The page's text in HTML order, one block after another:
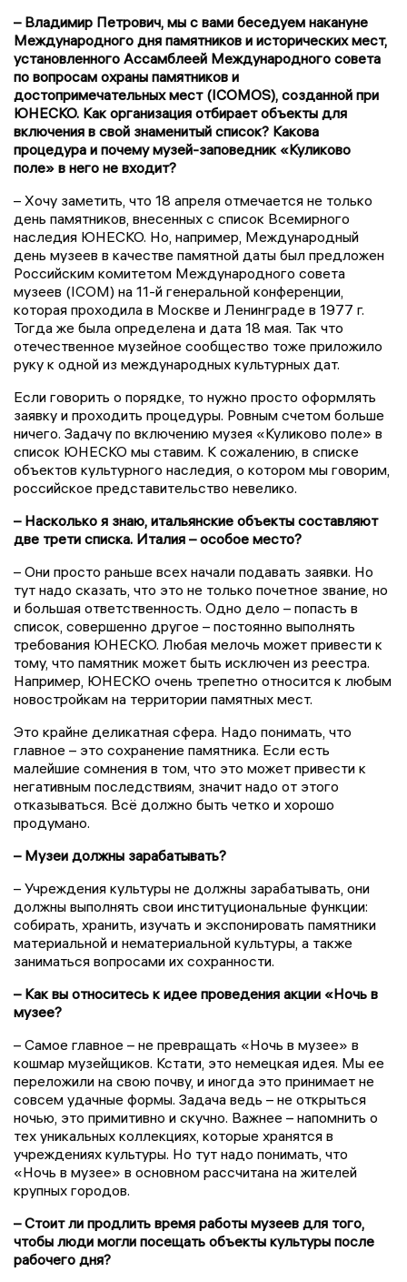
– Владимир Петрович, мы с вами беседуем накануне
Международного дня памятников и исторических мест,
установленного Ассамблеей Международного совета
по вопросам охраны памятников и
достопримечательных мест (ICOMOS), созданной при
ЮНЕСКО. Как организация отбирает объекты для
включения в свой знаменитый список? Какова
процедура и почему музей-заповедник «Куликово
поле» в него не входит?
– Хочу заметить, что 18 апреля отмечается не только
день памятников, внесенных с список Всемирного
наследия ЮНЕСКО. Но, например, Международный
день музеев в качестве памятной даты был предложен
Российским комитетом Международного совета
музеев (ICOM) на 11-й генеральной конференции,
которая проходила в Москве и Ленинграде в 1977 г.
Тогда же была определена и дата 18 мая. Так что
отечественное музейное сообщество тоже приложило
руку к одной из международных культурных дат.
Если говорить о порядке, то нужно просто оформлять
заявку и проходить процедуры. Ровным счетом больше
ничего. Задачу по включению музея «Куликово поле» в
список ЮНЕСКО мы ставим. К сожалению, в списке
объектов культурного наследия, о котором мы говорим,
российское представительство невелико.
– Насколько я знаю, итальянские объекты составляют
две трети списка. Италия – особое место?
– Они просто раньше всех начали подавать заявки. Но
тут надо сказать, что это не только почетное звание, но
и большая ответственность. Одно дело – попасть в
список, совершенно другое – постоянно выполнять
требования ЮНЕСКО. Любая мелочь может привести к
тому, что памятник может быть исключен из реестра.
Например, ЮНЕСКО очень трепетно относится к любым
новостройкам на территории памятных мест.
Это крайне деликатная сфера. Надо понимать, что
главное – это сохранение памятника. Если есть
малейшие сомнения в том, что это может привести к
негативным последствиям, значит надо от этого
отказываться. Всё должно быть четко и хорошо
продумано.
– Музеи должны зарабатывать?
– Учреждения культуры не должны зарабатывать, они
должны выполнять свои институциональные функции:
собирать, хранить, изучать и экспонировать памятники
материальной и нематериальной культуры, а также
заниматься вопросами их сохранности.
– Как вы относитесь к идее проведения акции «Ночь в
музее?
– Самое главное – не превращать «Ночь в музее» в
кошмар музейщиков. Кстати, это немецкая идея. Мы ее
переложили на свою почву, и иногда это принимает не
совсем удачные формы. Задача ведь – не открыться
ночью, это примитивно и скучно. Важнее – напомнить о
тех уникальных коллекциях, которые хранятся в
учреждениях культуры. Но тут надо понимать, что
«Ночь в музее» в основном рассчитана на жителей
крупных городов.
– Стоит ли продлить время работы музеев для того,
чтобы люди могли посещать объекты культуры после
рабочего дня?